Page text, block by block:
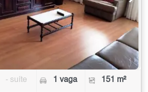
- suíte 1 vaga 151 m²